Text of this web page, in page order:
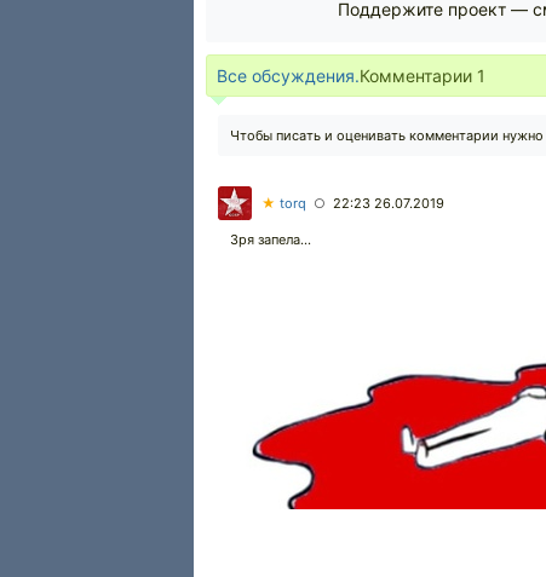
Поддержите проект —
Все обсуждения.Комментарии 1
Чтобы писать и оценивать комментарии нужно
★ torq ○ 22:23 26.07.2019
Зря запела...